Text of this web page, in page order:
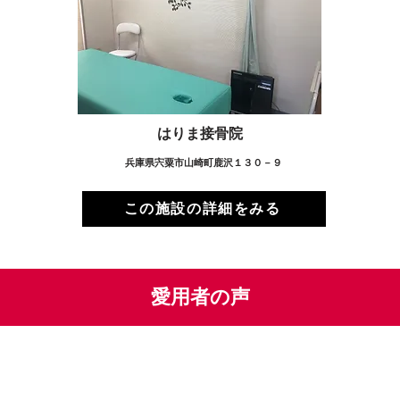
はりま接骨院
兵庫県宍粟市山崎町鹿沢１３０－９
この施設の詳細をみる
愛用者の声